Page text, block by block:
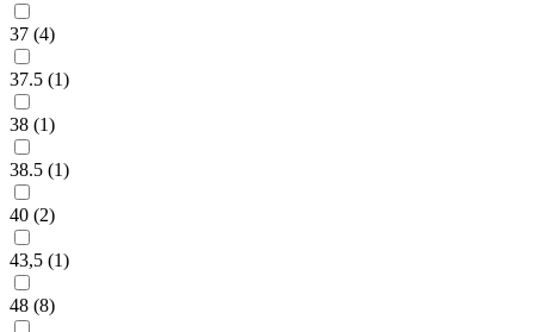
37 (4)
37.5 (1)
38 (1)
38.5 (1)
40 (2)
43,5 (1)
48 (8)